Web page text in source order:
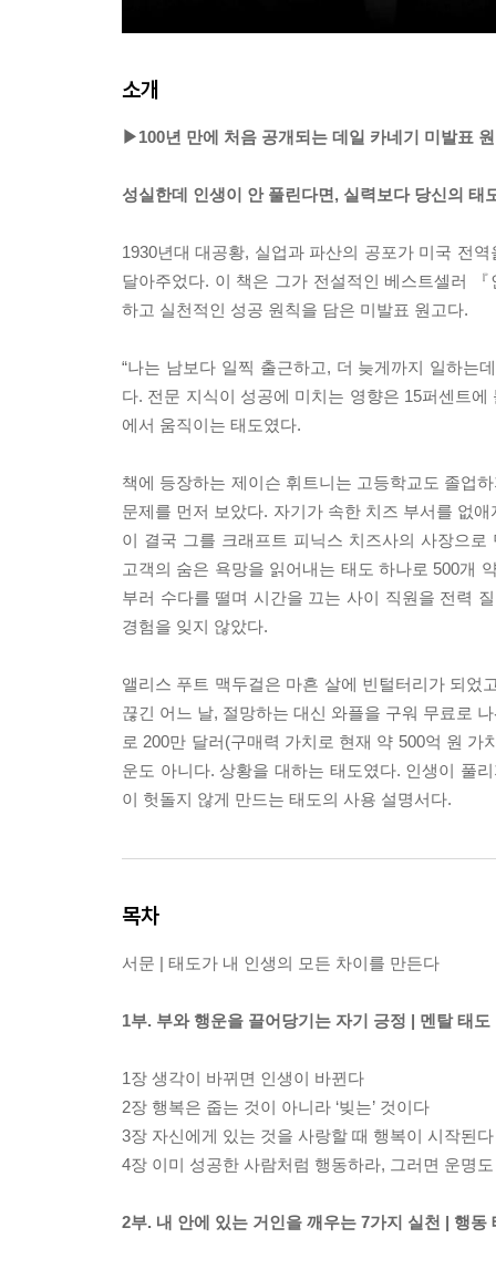
소개
▶100년 만에 처음 공개되는 데일 카네기 미발표
성실한데 인생이 안 풀린다면, 실력보다 당신의 태
1930년대 대공황, 실업과 파산의 공포가 미국 전
달아주었다. 이 책은 그가 전설적인 베스트셀러
하고 실천적인 성공 원칙을 담은 미발표 원고다.
“나는 남보다 일찍 출근하고, 더 늦게까지 일하는
다. 전문 지식이 성공에 미치는 영향은 15퍼센트
에서 움직이는 태도였다.
책에 등장하는 제이슨 휘트니는 고등학교도 졸업
문제를 먼저 보았다. 자기가 속한 치즈 부서를 없
이 결국 그를 크래프트 피닉스 치즈사의 사장으
고객의 숨은 욕망을 읽어내는 태도 하나로 500개
부러 수다를 떨며 시간을 끄는 사이 직원을 전력
경험을 잊지 않았다.
앨리스 푸트 맥두걸은 마흔 살에 빈털터리가 되었
끊긴 어느 날, 절망하는 대신 와플을 구워 무료로
로 200만 달러(구매력 가치로 현재 약 500억 원
운도 아니다. 상황을 대하는 태도였다. 인생이 풀
이 헛돌지 않게 만드는 태도의 사용 설명서다.
목차
서문 | 태도가 내 인생의 모든 차이를 만든다
1부. 부와 행운을 끌어당기는 자기 긍정 | 멘탈 태도
1장 생각이 바뀌면 인생이 바뀐다
2장 행복은 줍는 것이 아니라 ‘빚는’ 것이다
3장 자신에게 있는 것을 사랑할 때 행복이 시작된다
4장 이미 성공한 사람처럼 행동하라, 그러면 운명
2부. 내 안에 있는 거인을 깨우는 7가지 실천 | 행동